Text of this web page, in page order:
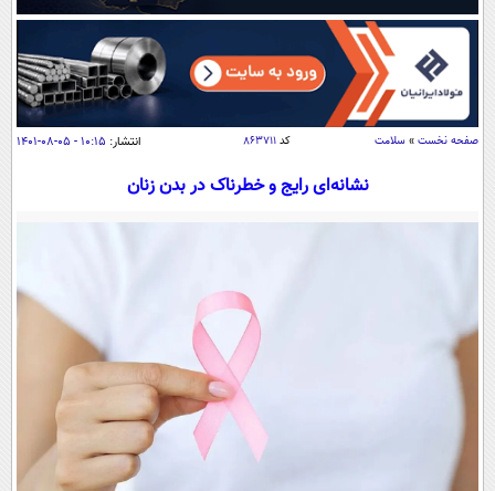
اوقات شرعی
سواد زندگی
اقتصاد
اقتصادی
جامعه
سلامت
یک برش دانایی
محیط زیست
سفر و تفریح
سیاست خارجی
فرهنگ و هنر
علم و دانش
فناوری و It
علمی
اخبار کریپتو
قرآن
گوناگون
سرگرمی
فیلم
صفحه نخست » سلامت کد ۸۶۳۷۱۱ انتشار: ۱۰:۱۵ - ۰۵-۰۸-۱۴۰۱
نشانه‌ای رایج و خطرناک در بدن زنان